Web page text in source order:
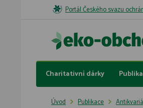
Portál Českého svazu
Charitativní dárky
Úvod Publikace